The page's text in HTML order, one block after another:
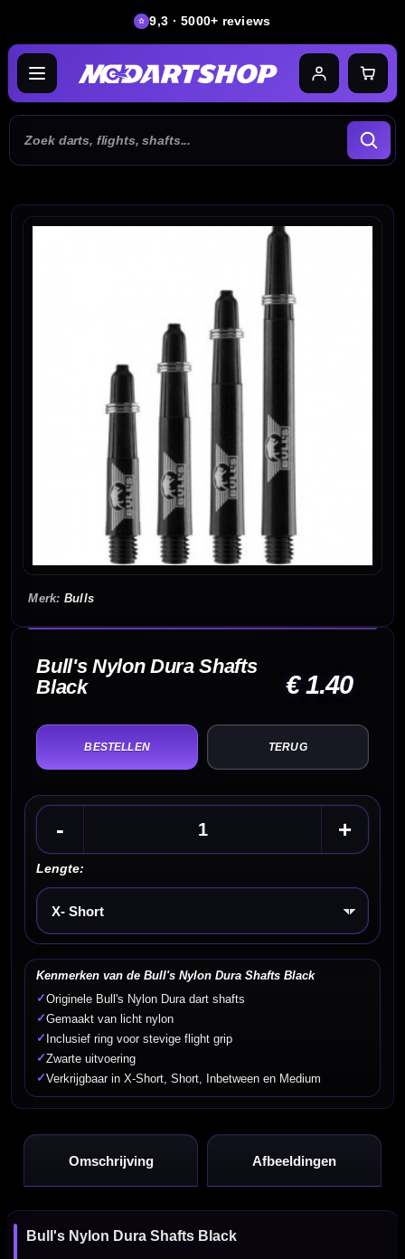
9,3 · 5000+ reviews
Bulls
Bull's Nylon Dura Shafts
Black
€ 1.40
TERUG
- +
Lengte:
Kies een optie
Kenmerken van de Bull's Nylon Dura Shafts Black
✓Originele Bull's Nylon Dura dart shafts
✓Gemaakt van licht nylon
✓ Inclusief ring voor stevige flight grip
✓Zwarte uitvoering
✓Verkrijgbaar in X-Short, Short, Inbetween en Medium
Omschrijving Afbeeldingen
Bull's Nylon Dura Shafts Black